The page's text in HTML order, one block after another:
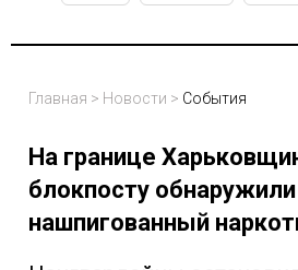
Главная > Новости > События
На границе
блокпосту
нашпигованный